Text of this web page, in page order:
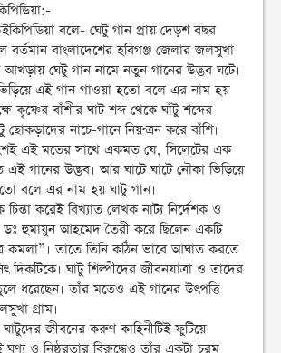
বলে- ঘেটু গান প্রায় দেড়শ বছর
বর্তমান বাংলাদেশের হবিগঞ্জ জেলার জলসুখা
আখড়ায় ঘেটু গান নামে নতুন গানের উদ্ভব ঘটে।
এই গান গাওয়া হতো বলে এর নাম হয়
কৃষ্ণের বাঁশীর ঘাট শব্দ থেকে ঘাঁটু শব্দের
ছোকড়াদের নাচে-গানে নিয়ণ্ত্রন করে বাঁশি।
এই মতের সাথে একমত যে, সিলেটের এক
গানের উদ্ভব। আর ঘাটে ঘাটে নৌকা ভিড়িয়ে
বলে এর নাম হয় ঘাটু গান।
করেই বিখ্যাত লেখক নাট্য নির্দেশক ও
ডঃ হুমায়ুন আহমেদ তৈরী করে ছিলেন একটি
কমলা”। তাতে তিনি কঠিন ভাবে আঘাত করতে
দিকটিকে। ঘাটু শিল্পীদের জীবনযাত্রা ও তাদের
ধরেছেন। তাঁর মতেও এই গানের উৎপত্তি
গ্রাম।
ঘাটুদের জীবনের করুণ কাহিনীটিই ফুটিয়ে
ও নিষ্ঠুরতার বিরুদ্ধেও তাঁর একটা চরম